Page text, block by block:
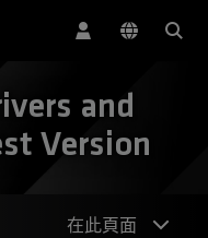
and
Version
在此頁面